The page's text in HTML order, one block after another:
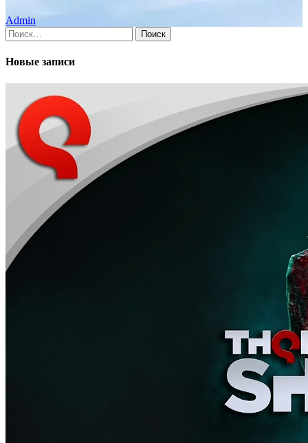
Admin
Найти:
Новые записи